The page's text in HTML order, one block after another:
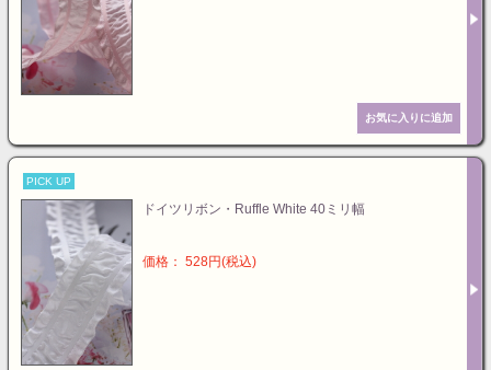
PICK UP
ドイツリボン・Ruffle White 40ミリ幅
価格： 528円(税込)